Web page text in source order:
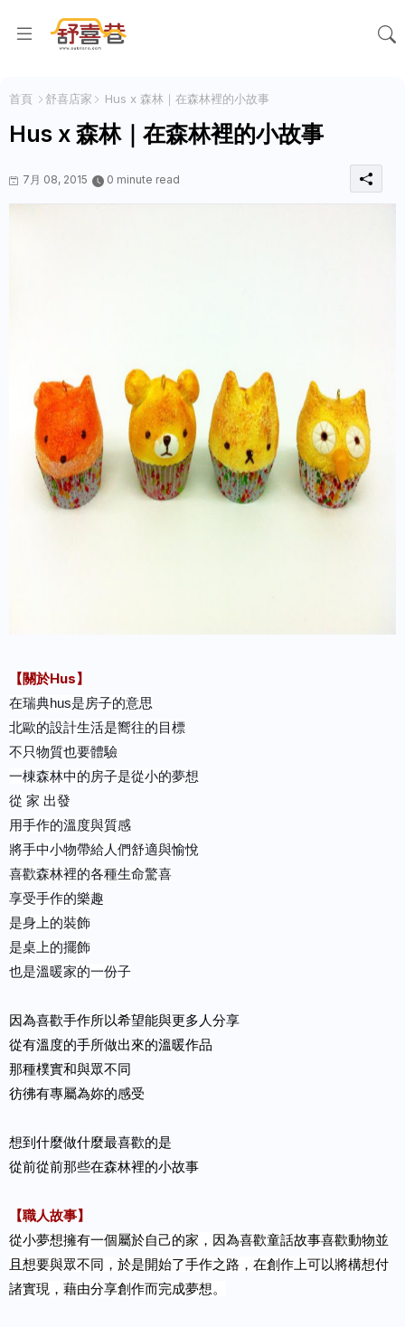
首頁 舒喜店家 Hus x 森林｜在森林裡的小故事
Hus x 森林｜在森林裡的小故事
7月 08, 2015 0 minute read
【關於Hus】
在瑞典hus是房子的意思
北歐的設計生活是嚮往的目標
不只物質也要體驗
一棟森林中的房子是從小的夢想
從 家 出發
用手作的溫度與質感
將手中小物帶給人們舒適與愉悅
喜歡森林裡的各種生命驚喜
享受手作的樂趣
是身上的裝飾
是桌上的擺飾
也是溫暖家的一份子
因為喜歡手作所以希望能與更多人分享
從有溫度的手所做出來的溫暖作品
那種樸實和與眾不同
彷彿有專屬為妳的感受
想到什麼做什麼最喜歡的是
從前從前那些在森林裡的小故事
【職人故事】
從小夢想擁有一個屬於自己的家，因為喜歡童話故事喜歡動物並
且想要與眾不同，於是開始了手作之路，在創作上可以將構想付
諸實現，藉由分享創作而完成夢想。